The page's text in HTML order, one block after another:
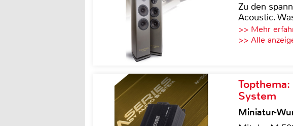
Zu den
Acoustic.
>> Mehr
>> Alle
System
Miniatur-